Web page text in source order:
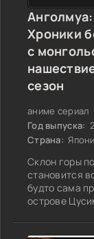
Анголмуа:
Хроники
с
сезон
аниме сериал
Год выпуска:
Страна:
Склон горы
становится
будто сама
острове
обитателей.